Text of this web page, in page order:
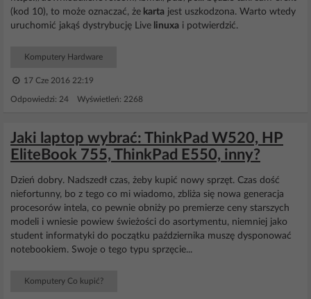
(kod 10), to może oznaczać, że karta jest uszkodzona. Warto wtedy
uruchomić jakąś dystrybucję Live linuxa i potwierdzić.
Komputery Hardware
17 Cze 2016 22:19
Odpowiedzi: 24 Wyświetleń: 2268
Jaki laptop wybrać: ThinkPad W520, HP
EliteBook 755, ThinkPad E550, inny?
Dzień dobry. Nadszedł czas, żeby kupić nowy sprzęt. Czas dość
niefortunny, bo z tego co mi wiadomo, zbliża się nowa generacja
procesorów intela, co pewnie obniży po premierze ceny starszych
modeli i wniesie powiew świeżości do asortymentu, niemniej jako
student informatyki do początku października muszę dysponować
notebookiem. Swoje o tego typu sprzęcie...
Komputery Co kupić?